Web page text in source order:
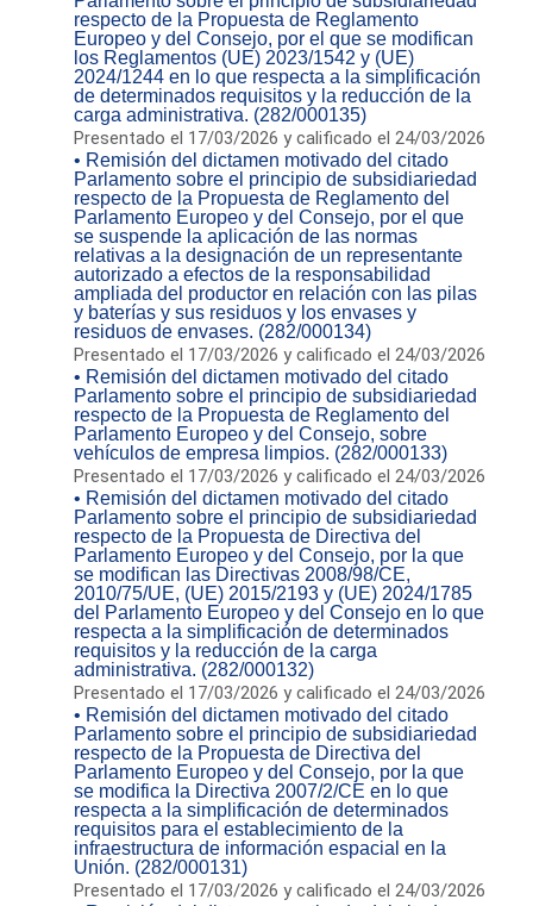
respecto de la Propuesta de Reglamento
Europeo y del Consejo, por el que se modifican
los Reglamentos (UE) 2023/1542 y (UE)
2024/1244 en lo que respecta a la simplificación
de determinados requisitos y la reducción de la
carga administrativa. (282/000135)
Presentado el 17/03/2026 y calificado el 24/03/2026
• Remisión del dictamen motivado del citado
Parlamento sobre el principio de subsidiariedad
respecto de la Propuesta de Reglamento del
Parlamento Europeo y del Consejo, por el que
se suspende la aplicación de las normas
relativas a la designación de un representante
autorizado a efectos de la responsabilidad
ampliada del productor en relación con las pilas
y baterías y sus residuos y los envases y
residuos de envases. (282/000134)
Presentado el 17/03/2026 y calificado el 24/03/2026
• Remisión del dictamen motivado del citado
Parlamento sobre el principio de subsidiariedad
respecto de la Propuesta de Reglamento del
Parlamento Europeo y del Consejo, sobre
vehículos de empresa limpios. (282/000133)
Presentado el 17/03/2026 y calificado el 24/03/2026
• Remisión del dictamen motivado del citado
Parlamento sobre el principio de subsidiariedad
respecto de la Propuesta de Directiva del
Parlamento Europeo y del Consejo, por la que
se modifican las Directivas 2008/98/CE,
2010/75/UE, (UE) 2015/2193 y (UE) 2024/1785
del Parlamento Europeo y del Consejo en lo que
respecta a la simplificación de determinados
requisitos y la reducción de la carga
administrativa. (282/000132)
Presentado el 17/03/2026 y calificado el 24/03/2026
• Remisión del dictamen motivado del citado
Parlamento sobre el principio de subsidiariedad
respecto de la Propuesta de Directiva del
Parlamento Europeo y del Consejo, por la que
se modifica la Directiva 2007/2/CE en lo que
respecta a la simplificación de determinados
requisitos para el establecimiento de la
infraestructura de información espacial en la
Unión. (282/000131)
Presentado el 17/03/2026 y calificado el 24/03/2026